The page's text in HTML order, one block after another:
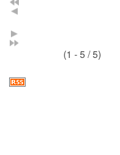
(1 - 5 / 5)